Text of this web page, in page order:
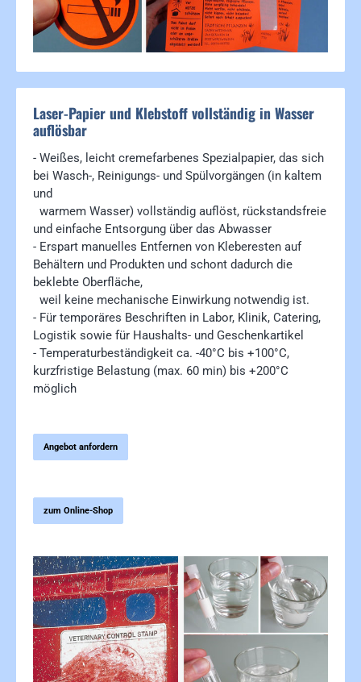
Laser-Papier und Klebstoff vollständig in Wasser
auflösbar
- Weißes, leicht cremefarbenes Spezialpapier, das sich
bei Wasch-, Reinigungs- und Spülvorgängen (in kaltem
und
warmem Wasser) vollständig auflöst, rückstandsfreie
und einfache Entsorgung über das Abwasser
- Erspart manuelles Entfernen von Kleberesten auf
Behältern und Produkten und schont dadurch die
beklebte Oberfläche,
weil keine mechanische Einwirkung notwendig ist.
- Für temporäres Beschriften in Labor, Klinik, Catering,
Logistik sowie für Haushalts- und Geschenkartikel
- Temperaturbeständigkeit ca. -40°C bis +100°C,
kurzfristige Belastung (max. 60 min) bis +200°C
möglich
Angebot anfordern
zum Online-Shop
Bildergalerie überspringen